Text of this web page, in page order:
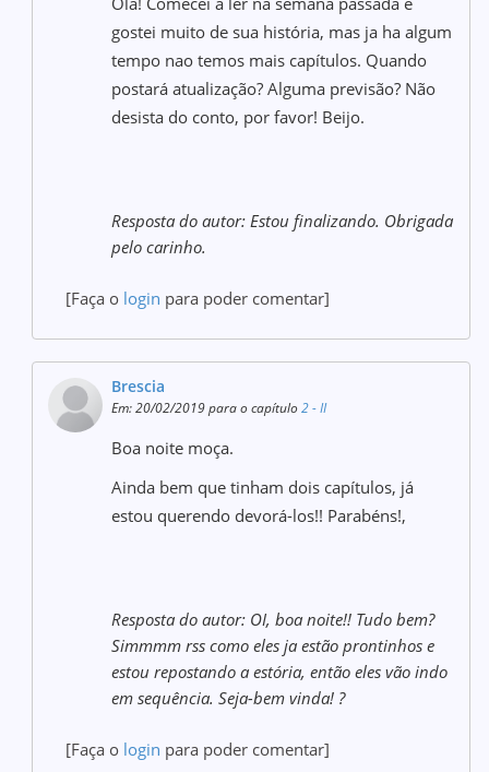
gostei muito de sua história, mas ja ha algum
tempo nao temos mais capítulos. Quando
postará atualização? Alguma previsão? Não
desista do conto, por favor! Beijo.
Resposta do autor: Estou finalizando. Obrigada
pelo carinho.
[Faça o login para poder comentar]
Brescia
Em: 20/02/2019 para o capítulo2 - II
Boa noite moça.
Ainda bem que tinham dois capítulos, já
estou querendo devorá-los!! Parabéns!,
Resposta do autor: OI, boa noite!! Tudo bem?
Simmmm rss como eles ja estão prontinhos e
estou repostando a estória, então eles vão indo
em sequência. Seja-bem vinda! ?
[Faça o login para poder comentar]